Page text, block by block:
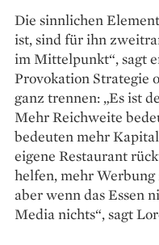
Die sinnlichen
ist, sind für ihn
im Mittelpunkt“, sagt
Provokation Strategie
ganz trennen: „Es ist
Mehr Reichweite
bedeuten mehr
eigene Restaurant
helfen, mehr
aber wenn das Essen
Media nichts“, sagt